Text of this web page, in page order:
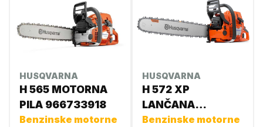
HUSQVARNA
H 565 MOTORNA
PILA 966733918
Benzinske motorne
HUSQVARNA
H 572 XP
LANČANA
TESTERA 18
Benzinske motorne